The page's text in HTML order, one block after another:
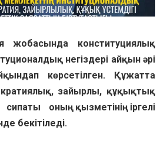
жобасында конституциялық
негіздері айқын әрі
көрсетілген. Құжатта
зайырлы, құқықтық
оның қызметінің іргелі
бекітіледі.